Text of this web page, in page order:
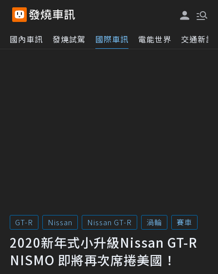
國內車訊 發燒試駕 國際車訊 電能世界 交通新訊
GT-R Nissan Nissan GT-R 渦輪 賽車
2020新年式小升級Nissan GT-R
NISMO 即將再次席捲美國！